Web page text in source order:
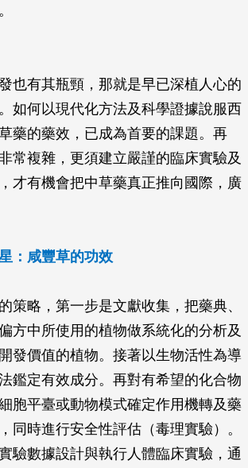
也有其瓶頸，那就是早已深植人心的
如何以現代化方法及科學證據說服西
藥的藥效，已成為首要的課題。再
常複雜，更須建立嚴謹的臨床實驗及
才有機會把中草藥真正推向國際，廣
：咸豐草的功效
策略，第一步是文獻收集，把藥典、
方中所使用的植物做系統化的分析及
發價值的植物。接著以生物活性為導
鑑定有效成分。再對有希望的化合物
胞平臺或動物模式確定作用機轉及藥
同時進行安全性評估（毒理實驗）。
驗數據設計與執行人體臨床實驗，通